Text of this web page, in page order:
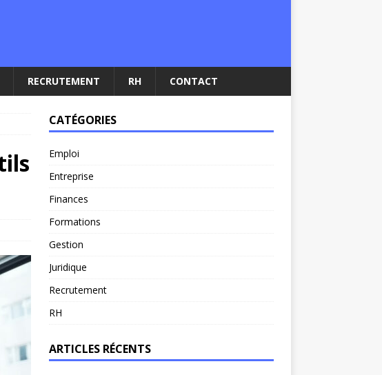
RECRUTEMENT RH CONTACT
CATÉGORIES
Emploi
Entreprise
Finances
Formations
Gestion
Juridique
Recrutement
RH
ARTICLES RÉCENTS